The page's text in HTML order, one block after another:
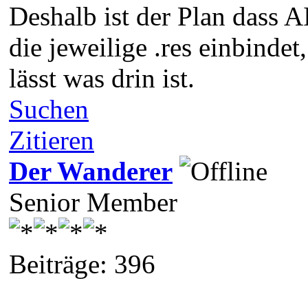
Deshalb ist der Plan dass
die jeweilige .res
lässt was drin ist.
Suchen
Zitieren
Der Wanderer
Senior Member
Beiträge: 396